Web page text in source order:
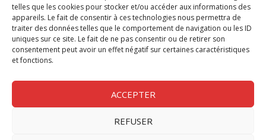
telles que les cookies pour stocker et/ou accéder aux informations des
appareils. Le fait de consentir à ces technologies nous permettra de
traiter des données telles que le comportement de navigation ou les ID
uniques sur ce site. Le fait de ne pas consentir ou de retirer son
consentement peut avoir un effet négatif sur certaines caractéristiques
et fonctions.
ACCEPTER
REFUSER
Chèque Emploi Spectacle
G-Pods
Profession Audio-visuel